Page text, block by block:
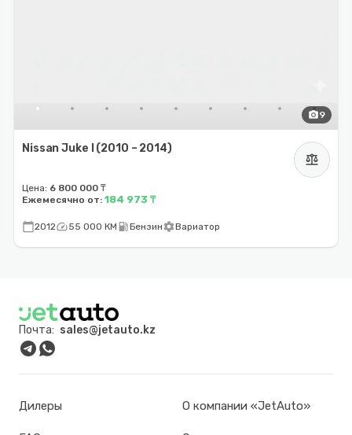
photo_camera9
Nissan Juke I (2010 – 2014)
balance
Цена: 6 800 000 ₸
Ежемесячно от: 184 973 ₸
calendar_today2012speed55 000 КМ local_gas_stationБензинsettingsВариатор
Почта: sales@jetauto.kz
Дилеры О компании «JetAuto»